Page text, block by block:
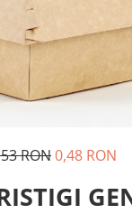
unica
trestie
RON0,48 RON